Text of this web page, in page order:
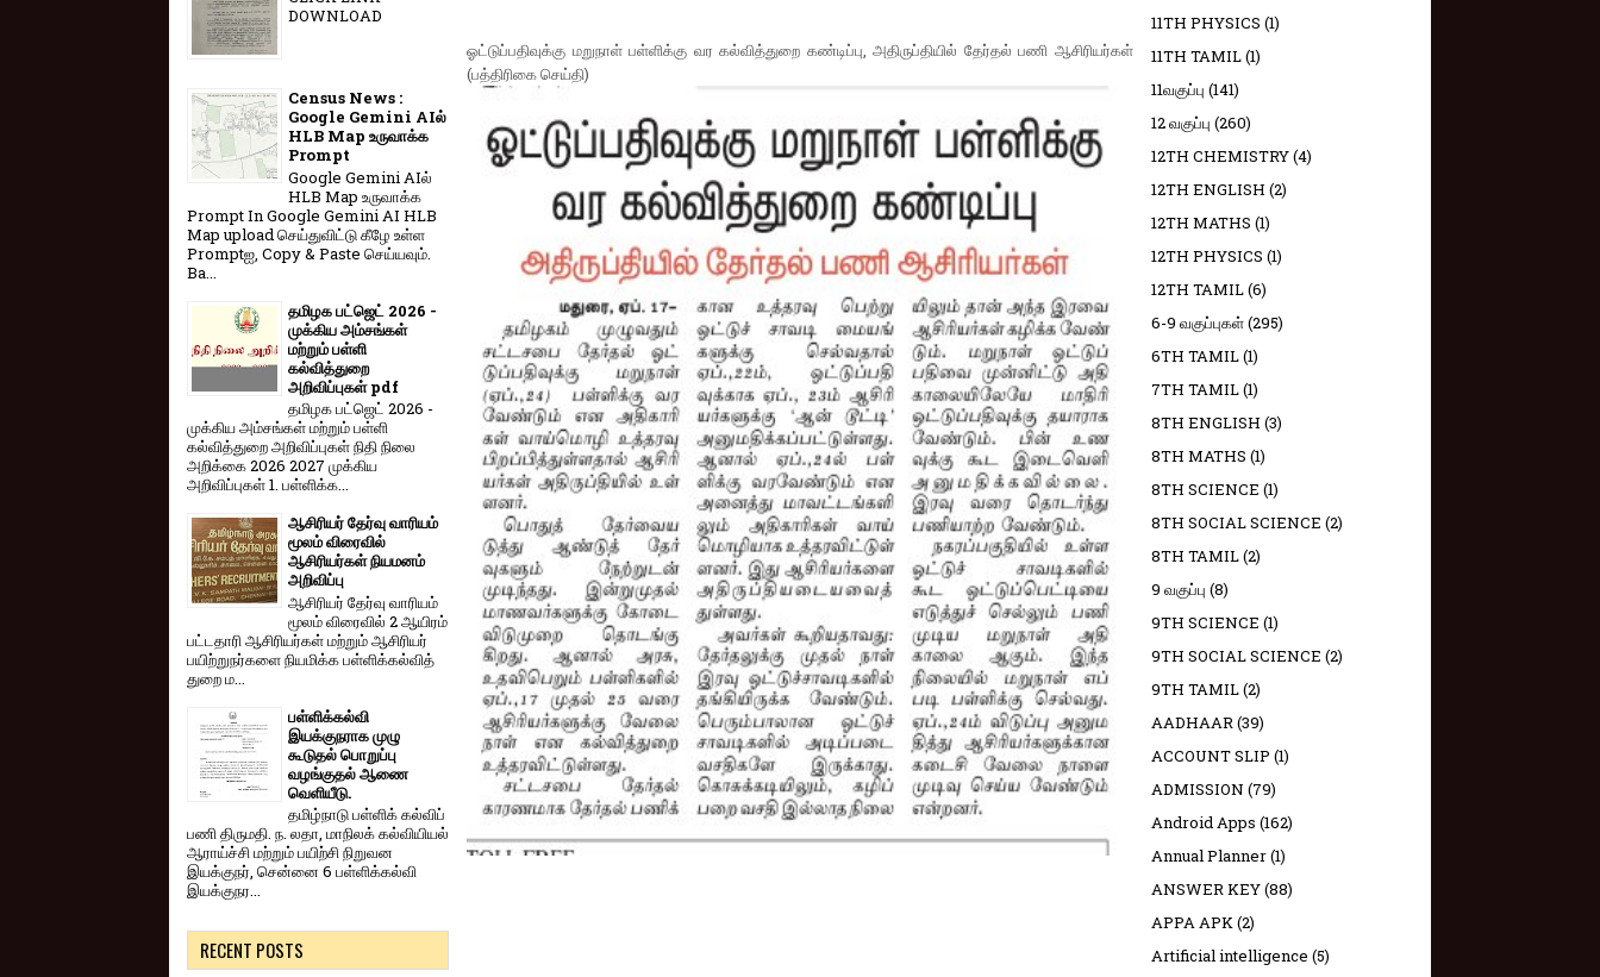
ஓட்டுப்பதிவுக்கு மறுநாள் பள்ளிக்கு வர கல்வித்துறை கண்டிப்பு, அதிருப்தியில் தேர்தல் பணி ஆசிரியர்கள்
(பத்திரிகை செய்தி)
DOWNLOAD
Census News :
Google Gemini AIல்
HLB Map உருவாக்க
Prompt
Google Gemini AIல்
HLB Map உருவாக்க
Prompt In Google Gemini AI HLB
Map upload செய்துவிட்டு கீழே உள்ள
Promptஐ, Copy & Paste செய்யவும்.
Ba...
தமிழக பட்ஜெட் 2026 -
முக்கிய அம்சங்கள்
மற்றும் பள்ளி
கல்வித்துறை
அறிவிப்புகள் pdf
தமிழக பட்ஜெட் 2026 -
முக்கிய அம்சங்கள் மற்றும் பள்ளி
கல்வித்துறை அறிவிப்புகள் நிதி நிலை
அறிக்கை 2026 2027 முக்கிய
அறிவிப்புகள் 1. பள்ளிக்க...
ஆசிரியர் தேர்வு வாரியம்
மூலம் விரைவில்
ஆசிரியர்கள் நியமனம்
அறிவிப்பு
ஆசிரியர் தேர்வு வாரி​யம்
மூலம் விரை​வில் 2 ஆயிரம்
பட்​ட​தாரி ஆசிரியர்​கள் மற்​றும் ஆசிரியர்
பயிற்றுநர்​களை நியமிக்க பள்​ளிக்​கல்​வித்​
துறை ம...
பள்ளிக்கல்வி
இயக்குநராக முழு
கூடுதல் பொறுப்பு
வழங்குதல் ஆணை
வெளியீடு.
தமிழ்நாடு பள்ளிக் கல்விப்
பணி திருமதி. ந. லதா, மாநிலக் கல்வியியல்
ஆராய்ச்சி மற்றும் பயிற்சி நிறுவன
இயக்குநர், சென்னை 6 பள்ளிக்கல்வி
இயக்குநர...
RECENT POSTS
11TH PHYSICS (1)
11TH TAMIL(1)
11வகுப்பு (141)
12 வகுப்பு (260)
12TH CHEMISTRY(4)
12TH ENGLISH (2)
12TH MATHS (1)
12TH PHYSICS (1)
12TH TAMIL(6)
6-9 வகுப்புகள்(295)
6TH TAMIL(1)
7TH TAMIL(1)
8TH ENGLISH (3)
8TH MATHS (1)
8TH SCIENCE (1)
8TH SOCIAL SCIENCE (2)
8TH TAMIL(2)
9 வகுப்பு (8)
9TH SCIENCE (1)
9TH SOCIAL SCIENCE (2)
9TH TAMIL(2)
AADHAAR(39)
ACCOUNT SLIP (1)
ADMISSION (79)
Android Apps (162)
Annual Planner(1)
ANSWER KEY(88)
APPA APK(2)
Artificial intelligence (5)